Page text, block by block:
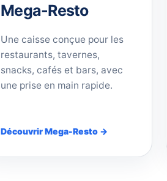
Mega-Resto
Une caisse conçue pour les
restaurants, tavernes,
snacks, cafés et bars, avec
une prise en main rapide.
Découvrir Mega-Resto →